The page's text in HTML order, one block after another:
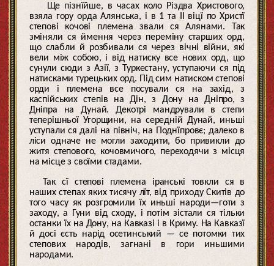
Ще пізнїйше, в часах коло Різдва Христового,
взяла гору орда Алянська, і в 1 та II віцї по Христї
степові кочові племена звали ся Алянами. Так
зміняли ся ймення через переміну старших орд,
що слабли й розбивали ся через вічні війни, які
вели між собою, і від натиску все нових орд, що
сунули сюди з Азії, з Туркестану, уступаючи ся під
натисками турецьких орд. Під сим натиском степові
орди і племена все посували ся на захід, з
каспійських степів на Дін, з Дону на Дніпро, з
Дніпра на Дунай. Декотрі мандрували в степи
теперішньої Угорщини, на середній Дунай, иньші
уступали ся далі на північ, на Поднїпровє; далеко в
ліси одначе не могли заходити, бо привикли до
житя степового, кочовмичого, переходячи з місця
на місце з своїми стадами.
Так сї степові племена іранські товкли ся в
наших степах яких тисячу лїт, від приходу Скитів до
того часу як розгромили їх иньші народи—готи з
заходу, а Гуни від сходу, і потім зістали ся тільки
останки їх на Дону, на Кавказі і в Криму. На Кавказї
й досі єсть нарід осетинський — се потомки тих
степових народів, загнані в гори иньшими
народами.